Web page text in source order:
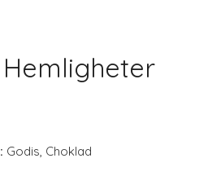
Godis, Choklad